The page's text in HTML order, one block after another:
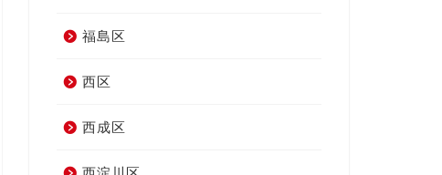
福島区
西区
西成区